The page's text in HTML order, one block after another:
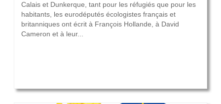
Calais et Dunkerque, tant pour les réfugiés que pour les
habitants, les eurodéputés écologistes français et
britanniques ont écrit à François Hollande, à David
Cameron et à leur...